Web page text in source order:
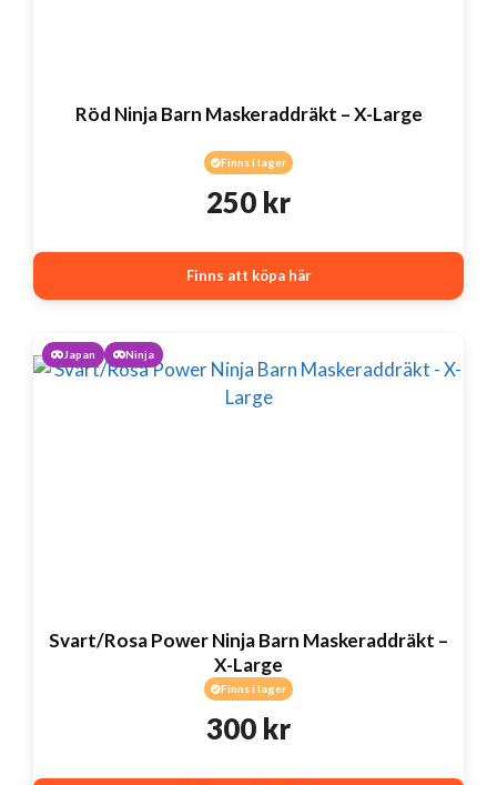
Röd Ninja Barn Maskeraddräkt – X-Large
Finns i lager
250 kr
Finns att köpa här
Japan Ninja
Svart/Rosa Power Ninja Barn Maskeraddräkt –
X-Large
Finns i lager
300 kr